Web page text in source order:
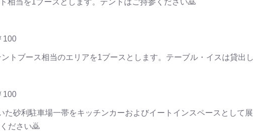
100
トブース相当のエリアを1ブースとします。テーブル・イスは貸出
100
た砂利駐車場一帯をキッチンカーおよびイートインスペースとして
ださい🙇‍